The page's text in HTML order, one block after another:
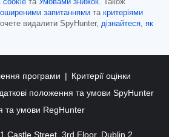
cookie та Умовами знижок. Також
запитаннями та критеріями
видалити SpyHunter, дізнайтеся, як
програми
Критерії оцінки
положення та умови SpyHunter
та умови RegHunter
Castle Street, 3rd Floor, Dublin 2